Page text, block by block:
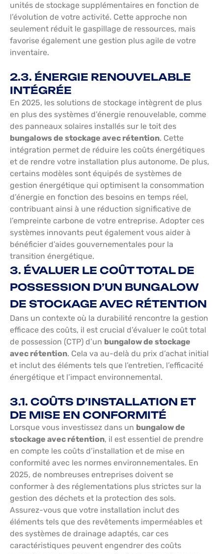
unités de stockage supplémentaires en fonction de
l’évolution de votre activité. Cette approche non
seulement réduit le gaspillage de ressources, mais
favorise également une gestion plus agile de votre
inventaire.
2.3. ÉNERGIE RENOUVELABLE
INTÉGRÉE
En 2025, les solutions de stockage intègrent de plus
en plus des systèmes d’énergie renouvelable, comme
des panneaux solaires installés sur le toit des
bungalows de stockage avec rétention. Cette
intégration permet de réduire les coûts énergétiques
et de rendre votre installation plus autonome. De plus,
certains modèles sont équipés de systèmes de
gestion énergétique qui optimisent la consommation
d’énergie en fonction des besoins en temps réel,
contribuant ainsi à une réduction significative de
l’empreinte carbone de votre entreprise. Adopter ces
systèmes innovants peut également vous aider à
bénéficier d’aides gouvernementales pour la
transition énergétique.
3. ÉVALUER LE COÛT TOTAL DE
POSSESSION D’UN BUNGALOW
DE STOCKAGE AVEC RÉTENTION
Dans un contexte où la durabilité rencontre la gestion
efficace des coûts, il est crucial d’évaluer le coût total
de possession (CTP) d’un bungalow de stockage
avec rétention. Cela va au-delà du prix d’achat initial
et inclut des éléments tels que l’entretien, l’efficacité
énergétique et l’impact environnemental.
3.1. COÛTS D’INSTALLATION ET
DE MISE EN CONFORMITÉ
Lorsque vous investissez dans un bungalow de
stockage avec rétention, il est essentiel de prendre
en compte les coûts d’installation et de mise en
conformité avec les normes environnementales. En
2025, de nombreuses entreprises doivent se
conformer à des réglementations plus strictes sur la
gestion des déchets et la protection des sols.
Assurez-vous que votre installation inclut des
éléments tels que des revêtements imperméables et
des systèmes de drainage adaptés, car ces
caractéristiques peuvent engendrer des coûts